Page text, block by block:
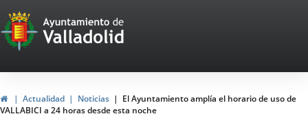
Portal
Web
del
Ayuntamiento
de
InicioActualidad Noticias
El Ayuntamiento amplía el horario de uso de
VALLABICI a 24 horas desde esta noche